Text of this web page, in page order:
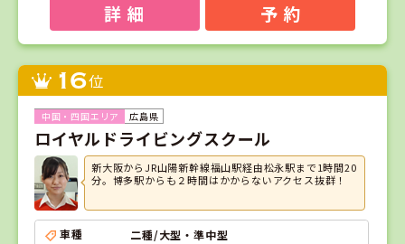
詳 細 予 約
16位
広島県
ロイヤルドライビングスクール
新大阪からJR山陽新幹線福山駅経由松永駅まで1時間20
分。博多駅からも２時間はかからないアクセス抜群！
車種
二種/大型・準中型